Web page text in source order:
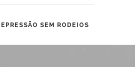
SEM RODEIOS